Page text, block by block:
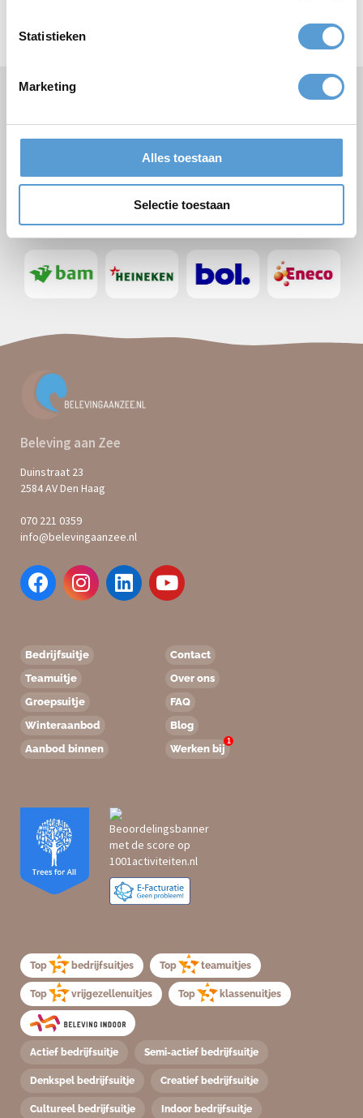
Statistieken
Marketing
Alles toestaan
Selectie toestaan
Specialist bedrijfsuitjes & zakelijke evenementen
✔ Scheveningen + meer strandlocaties Zuid-Hollandse kust
Grote groepen: 500+ personen
✔ Voor alle deelnemers wat wils. Iedereen geniet!
De volgende bedrijven gingen u voor:
Beleving aan Zee
Duinstraat 23
2584 AV Den Haag
070 221 0359
info@belevingaanzee.nl
Bedrijfsuitje
Teamuitje
Groepsuitje
Winteraanbod
Aanbod binnen
Contact
Over ons
FAQ
Blog
Werken bij
1
Top bedrijfsuitjes Top teamuitjes
Top vrijgezellenuitjes Top klassenuitjes
Actief bedrijfsuitje Semi-actief bedrijfsuitje
Denkspel bedrijfsuitje Creatief bedrijfsuitje
Cultureel bedrijfsuitje Indoor bedrijfsuitje